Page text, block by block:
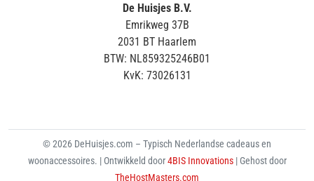
De Huisjes B.V.
Emrikweg 37B
2031 BT Haarlem
BTW: NL859325246B01
KvK: 73026131
© 2026 DeHuisjes.com – Typisch Nederlandse cadeaus en
woonaccessoires. | Ontwikkeld door4BIS Innovations | Gehost door
TheHostMasters.com